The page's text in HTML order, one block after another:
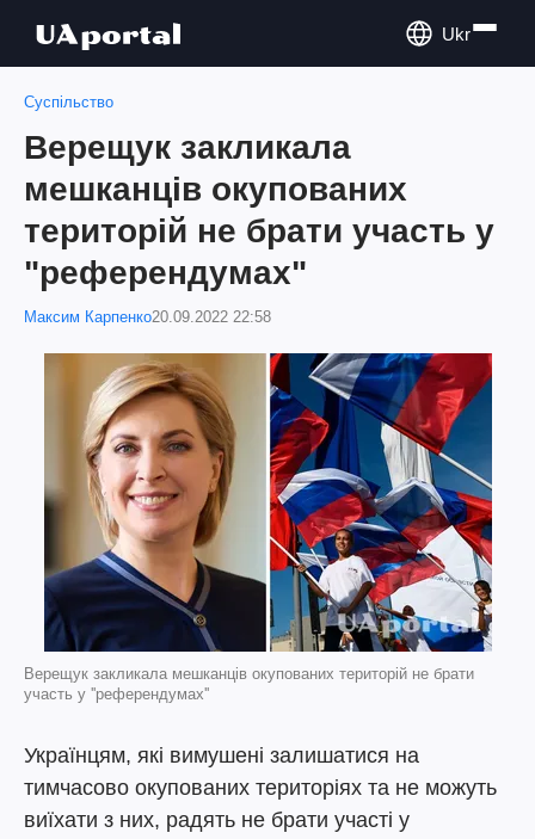
Ukr
Суспільство
Верещук закликала
мешканців окупованих
територій не брати участь у
"референдумах"
Максим Карпенко20.09.2022 22:58
Верещук закликала мешканців окупованих територій не брати
участь у ''референдумах''
Українцям, які вимушені залишатися на
тимчасово окупованих територіях та не можуть
виїхати з них, радять не брати участі у